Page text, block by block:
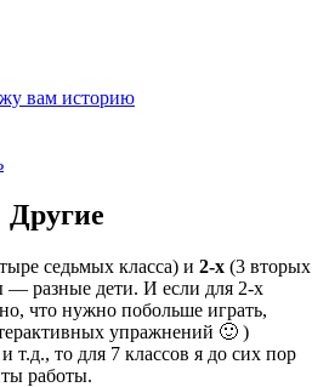
вам историю
Другие
седьмых класса) и 2-х (3 вторых
— разные дети. И если для 2-х
что нужно побольше играть,
упражнений 🙂 )
т.д., то для 7 классов я до сих пор
работы.